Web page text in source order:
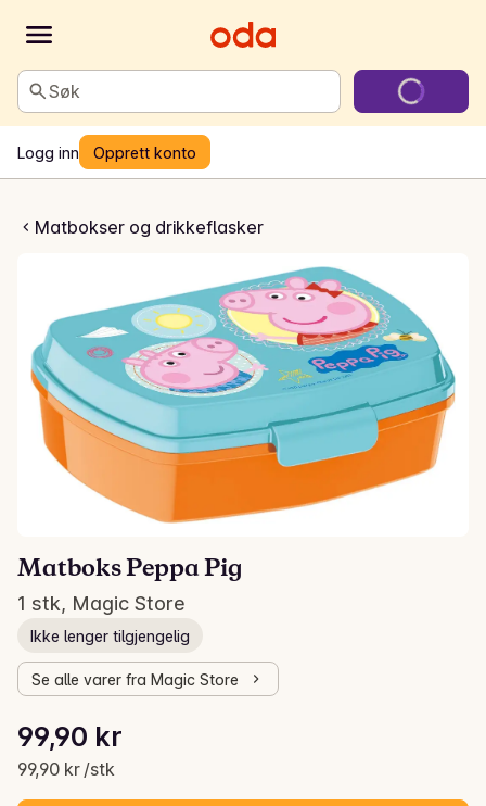
Søk
Logg inn Opprett konto
Matbokser og drikkeflasker
Peppa Pig
Matboks Peppa Pig
1 stk, Magic Store
Ikke lenger tilgjengelig
Se alle varer fra Magic Store
Gjeldende pris er: 99,90 kr
99,90 kr
99,90 kr /stk
Stykkpris: 99,90 kr /stk